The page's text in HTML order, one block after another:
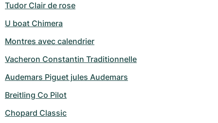
Tudor Clair de rose
U boat Chimera
Montres avec calendrier
Vacheron Constantin Traditionnelle
Audemars Piguet jules Audemars
Breitling Co Pilot
Chopard Classic